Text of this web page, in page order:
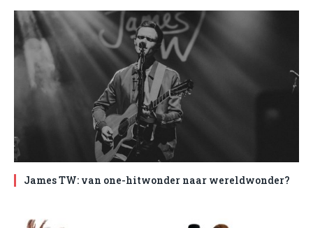
James TW: van one-hitwonder naar wereldwonder?